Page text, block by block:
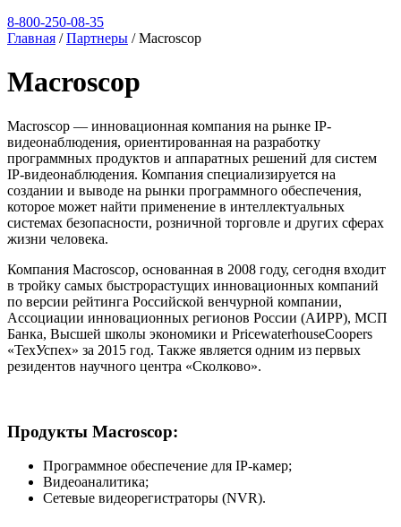
8‑800‑250‑08‑35
Главная /Партнеры /Macroscop
Macroscop
Macroscop — инновационная компания на рынке IP-
видеонаблюдения, ориентированная на разработку
программных продуктов и аппаратных решений для систем
IP-видеонаблюдения. Компания специализируется на
создании и выводе на рынки программного обеспечения,
которое может найти применение в интеллектуальных
системах безопасности, розничной торговле и других сферах
жизни человека.
Компания Macroscop, основанная в 2008 году, сегодня входит
в тройку самых быстрорастущих инновационных компаний
по версии рейтинга Российской венчурной компании,
Ассоциации инновационных регионов России (АИРР), МСП
Банка, Высшей школы экономики и PricewaterhouseCoopers
«ТехУспех» за 2015 год. Также является одним из первых
резидентов научного центра «Сколково».
Продукты Macroscop:
Программное обеспечение для IP-камер;
Видеоаналитика;
Сетевые видеорегистраторы (NVR).